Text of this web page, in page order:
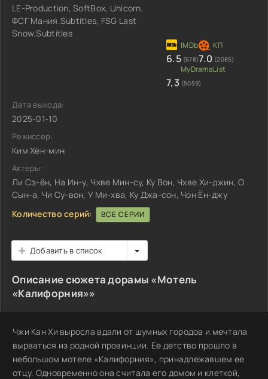
LE-Production, SoftBox, Unicorn,
ФСГ Мания.Subtitles, FSG Last
Snow.Subtitles
6.5 (678)7.0 (2085)
7,3 (5059)
Дата выхода:
2025-01-10
Режиссер:
Ким Хён-мин
Актеры:
Ли Сэ-ён, На Ин-у, Чхве Мин-су, Ку Вон, Чхве Хи-джин, О
Сын-а, Чи Су-вон, У Ми-хва, Ку Джа-сон, Чон Ён-джу
Количество серий:
ВСЕ СЕРИИ
Добавить в список
Описание сюжета дорамы «Мотель
«Калифорния»»
Чжи Кан Хи выросла вдали от шумных городов и мечтала
вырваться из родной провинции. Ее детство прошло в
небольшом мотеле «Калифорния», принадлежавшем ее
отцу. Одновременно она считала его домом и клеткой,